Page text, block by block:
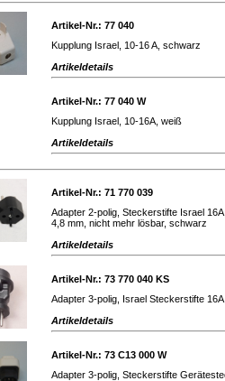
Artikel-Nr.: 77 040
Kupplung Israel, 10-16 A, schwarz
Artikeldetails
Artikel-Nr.: 77 040 W
Kupplung Israel, 10-16A, weiß
Artikeldetails
Artikel-Nr.: 71 770 039
Adapter 2-polig, Steckerstifte Israel
4,8 mm, nicht mehr lösbar, schwarz
Artikeldetails
Artikel-Nr.: 73 770 040 KS
Adapter 3-polig, Israel Steckerstifte
Artikeldetails
Artikel-Nr.: 73 C13 000 W
Adapter 3-polig, Steckerstifte